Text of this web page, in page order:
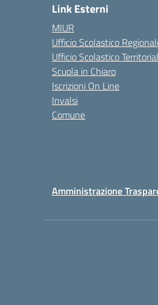
Link Esterni
MIUR
Ufficio Scolastico
Ufficio Scolastico
Scuola in Chiaro
Iscrizioni On Line
Invalsi
Comune
Amministrazione